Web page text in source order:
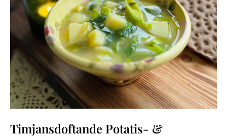
Timjansdoftande Potatis- &